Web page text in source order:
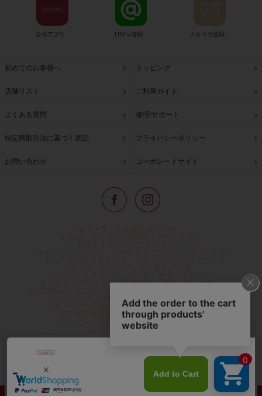
公式アプリ LINE@登録 メルマガ登録
初めてのお客様へ ラッピング
店舗リスト ご利用ガイド
よくある質問 修理/サポート
特定商取引法に基づく表記 プライバシーポリシー
お問い合わせ コーポレートサイト
オリジナルアイテムなどを幅広くご用意しています。
アビステの幅広い商品を取り揃え、
人気ランキングやテレビなどメディア着用商品、
雑誌掲載商品情報を紹介するコンテンツ、
プレゼント包装無料や独自のポイント還元
などのサービスをご提供。
心躍るインポートアクセサリーや時計、小物などで、
夢やときめきを与えられるよう願っています。
◆ギフトラッピング無料/11,000円以上のご注文で送料無料◆